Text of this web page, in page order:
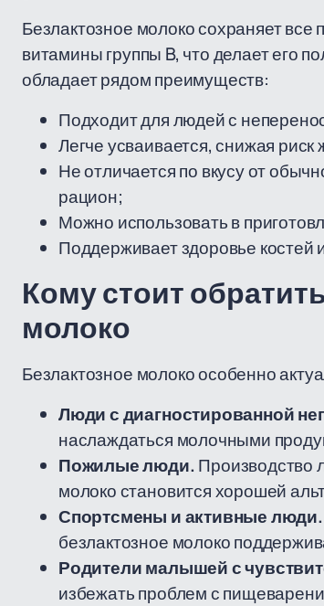
Безлактозное молоко сохраняет
витамины группы B, что делает его
обладает рядом преимуществ:
Подходит для людей с
Легче усваивается, снижая
Не отличается по вкусу от
рацион;
Можно использовать в
Поддерживает здоровье костей
Кому стоит
молоко
Безлактозное молоко особенно
Люди с диагностированной
наслаждаться молочными
Пожилые люди. Производство
молоко становится хорошей
Спортсмены и активные люди.
безлактозное молоко
Родители малышей с
избежать проблем с